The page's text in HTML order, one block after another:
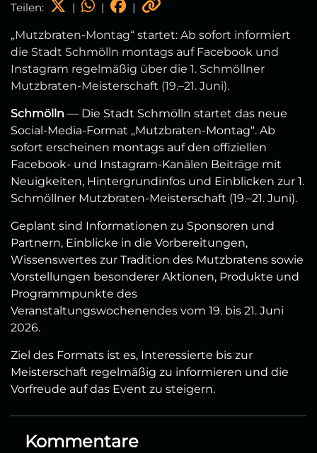
Teilen: | | |
„Mutzbraten‑Montag“ startet: Ab sofort informiert
die Stadt Schmölln montags auf Facebook und
Instagram regelmäßig über die 1. Schmöllner
Mutzbraten‑Meisterschaft (19.–21. Juni).
Schmölln — Die Stadt Schmölln startet das neue
Social‑Media‑Format „Mutzbraten‑Montag“. Ab
sofort erscheinen montags auf den offiziellen
Facebook‑ und Instagram‑Kanälen Beiträge mit
Neuigkeiten, Hintergrundinfos und Einblicken zur 1.
Schmöllner Mutzbraten‑Meisterschaft (19.–21. Juni).
Geplant sind Informationen zu Sponsoren und
Partnern, Einblicke in die Vorbereitungen,
Wissenswertes zur Tradition des Mutzbratens sowie
Vorstellungen besonderer Aktionen, Produkte und
Programmpunkte des
Veranstaltungswochenendes vom 19. bis 21. Juni
2026.
Ziel des Formats ist es, Interessierte bis zur
Meisterschaft regelmäßig zu informieren und die
Vorfreude auf das Event zu steigern.
Kommentare